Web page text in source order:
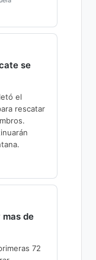
se
el
rescatar
mas de
72